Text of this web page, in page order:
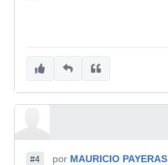
#4 por MAURICIO PAYERAS